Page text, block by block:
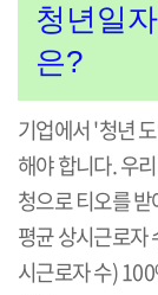
청년일
은?
기업에서 '청년
해야 합니다. 우
청으로 티오를
평균 상시근로자
시근로자 수)